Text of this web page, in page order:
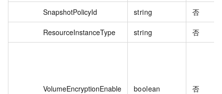
SnapshotPolicyId string 否
ResourceInstanceType string 否
VolumeEncryptionEnable boolean 否